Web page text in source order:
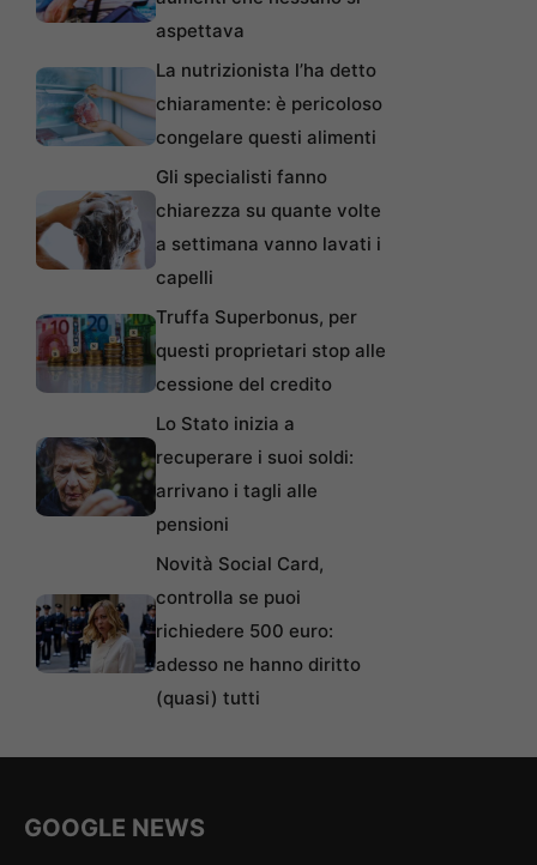
aspettava
La nutrizionista l’ha detto
chiaramente: è pericoloso
congelare questi alimenti
Gli specialisti fanno
chiarezza su quante volte
a settimana vanno lavati i
capelli
Truffa Superbonus, per
questi proprietari stop alle
cessione del credito
Lo Stato inizia a
recuperare i suoi soldi:
arrivano i tagli alle
pensioni
Novità Social Card,
controlla se puoi
richiedere 500 euro:
adesso ne hanno diritto
(quasi) tutti
GOOGLE NEWS